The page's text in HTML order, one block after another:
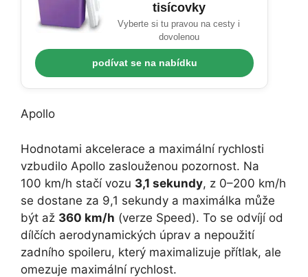
tisícovky
Vyberte si tu pravou na cesty i
dovolenou
podívat se na nabídku
Apollo
Hodnotami akcelerace a maximální rychlosti
vzbudilo Apollo zaslouženou pozornost. Na
100 km/h stačí vozu 3,1 sekundy, z 0–200 km/h
se dostane za 9,1 sekundy a maximálka může
být až 360 km/h (verze Speed). To se odvíjí od
dílčích aerodynamických úprav a nepoužití
zadního spoileru, který maximalizuje přítlak, ale
omezuje maximální rychlost.